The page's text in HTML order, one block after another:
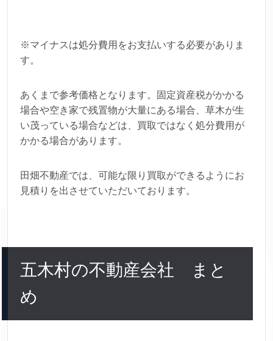
※マイナスは処分費用をお支払いする必要がありま
す。
あくまで参考価格となります。固定資産税がかかる
場合や空き家で残置物が大量にある場合、草木が生
い茂っている場合などは、買取ではなく処分費用が
かかる場合があります。
田畑不動産では、可能な限り買取ができるようにお
見積りを出させていただいております。
五木村の不動産会社 まと
め